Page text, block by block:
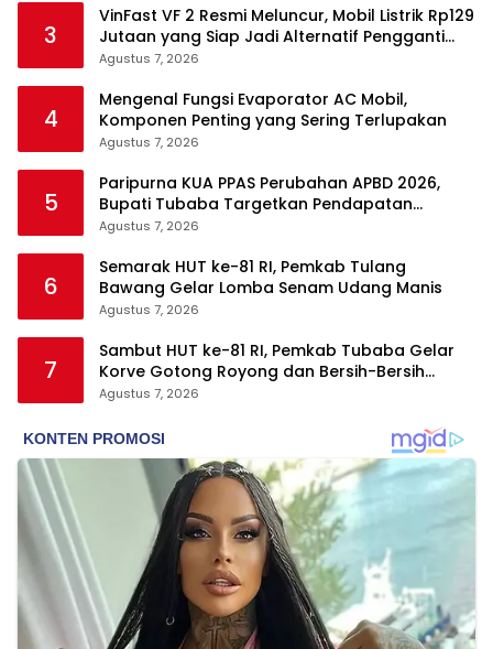
3
VinFast VF 2 Resmi Meluncur, Mobil Listrik Rp129
Jutaan yang Siap Jadi Alternatif Pengganti
Motor
Agustus 7, 2026
4
Mengenal Fungsi Evaporator AC Mobil,
Komponen Penting yang Sering Terlupakan
Agustus 7, 2026
5
Paripurna KUA PPAS Perubahan APBD 2026,
Bupati Tubaba Targetkan Pendapatan
Daerah Rp820,3 Miliar
Agustus 7, 2026
6
Semarak HUT ke-81 RI, Pemkab Tulang
Bawang Gelar Lomba Senam Udang Manis
Agustus 7, 2026
7
Sambut HUT ke-81 RI, Pemkab Tubaba Gelar
Korve Gotong Royong dan Bersih-Bersih
Serentak
Agustus 7, 2026